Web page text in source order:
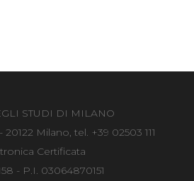
STUDI DI MILANO
Milano, tel. +39 02503 111
Certificata
- P.I. 03064870151